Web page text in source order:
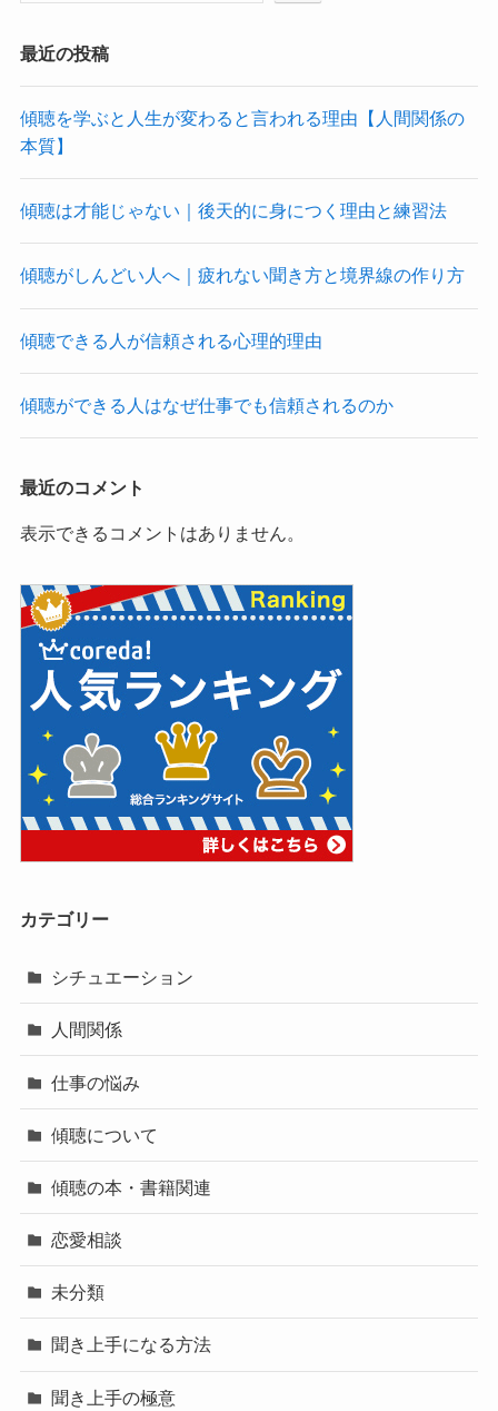
最近の投稿
傾聴を学ぶと人生が変わると言われる理由【人間関係の
本質】
傾聴は才能じゃない｜後天的に身につく理由と練習法
傾聴がしんどい人へ｜疲れない聞き方と境界線の作り方
傾聴できる人が信頼される心理的理由
傾聴ができる人はなぜ仕事でも信頼されるのか
最近のコメント
表示できるコメントはありません。
カテゴリー
シチュエーション
人間関係
仕事の悩み
傾聴について
傾聴の本・書籍関連
恋愛相談
未分類
聞き上手になる方法
聞き上手の極意